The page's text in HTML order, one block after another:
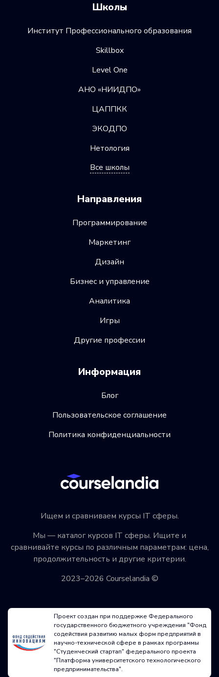
Ищем и сравниваем курсы IT сферы.
Мы — каталог курсов IT сферы. Ищите и
сравнивайте курсы по различным параметрам: цена,
продолжительность и другие критерии.
2023–2026 Courselandia ©
Школы
Институт Профессионального образования
Skillbox
Level One
АНО «НИИДПО»
ЦАППКК
ЭКОДПО
Нетология
Все школы
Направления
Программирование
Маркетинг
Дизайн
Бизнес и управление
Аналитика
Игры
Другие профессии
Информация
Блог
Пользовательское соглашение
Политика конфиденциальности
Проект создан при поддержке Федерального
государственного бюджетного учреждения "Фонд
содействия развитию малых форм предприятий в
научно-технической сфере в рамках программы
"Студенческий стартап" федерального проекта
"Платформа университетского технологического
предпринимательства".